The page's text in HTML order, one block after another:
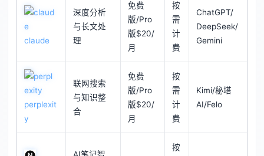
claude
深度分析
与长文处
理
免费
版/Pro
版$20/
月
按
需
计
费
ChatGPT/
DeepSeek/
Gemini
perplexit
y
联网搜索
与知识整
合
免费
版/Pro
版$20/
月
按
需
计
费
Kimi/秘塔
AI/Felo
按